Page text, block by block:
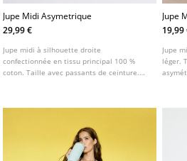
Jupe Midi Asymetrique
29,99 €
Jupe midi à silhouette droite
confectionnée en tissu principal 100 %
coton. Taille avec passants de ceinture.
Détail de bas asymétrique.
Jupe
19,99
Jupe
léger.